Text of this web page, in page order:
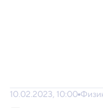
10.02.2023, 10:00